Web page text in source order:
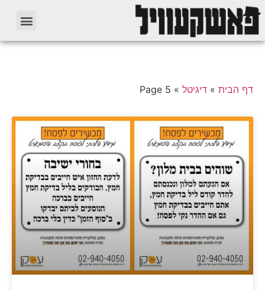
דף הבית » דיגיטל »
Page 5